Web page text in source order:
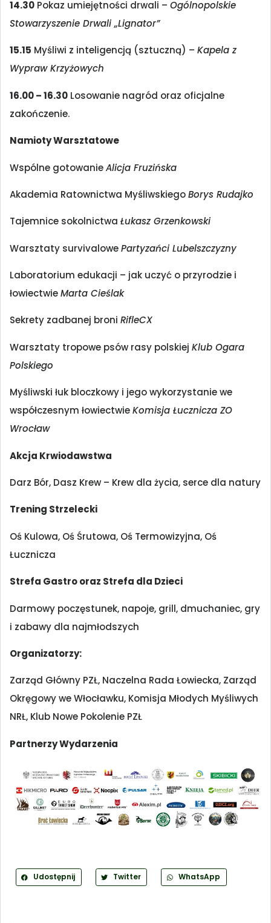
14.30 Pokaz umiejętności drwali – Ogólnopolskie
Stowarzyszenie Drwali „Lignator”
15.15 Myśliwi z inteligencją (sztuczną) – Kapela z
Wypraw Krzyżowych
16.00 – 16.30 Losowanie nagród oraz oficjalne
zakończenie.
Namioty Warsztatowe
Wspólne gotowanieAlicja Fruzińska
Akademia Ratownictwa MyśliwskiegoBorys Rudajko
Tajemnice sokolnictwa Łukasz Grzenkowski
Warsztaty survivalowePartyzańci Lubelszczyzny
Laboratorium edukacji – jak uczyć o przyrodzie i
łowiectwieMarta Cieślak
Sekrety zadbanej broni RifleCX
Warsztaty tropowe psów rasy polskiej Klub Ogara
Polskiego
Myśliwski łuk bloczkowy i jego wykorzystanie we
współczesnym łowiectwieKomisja Łucznicza ZO
Wrocław
Akcja Krwiodawstwa
Darz Bór, Dasz Krew – Krew dla życia, serce dla natury
Trening Strzelecki
Oś Kulowa, Oś Śrutowa, Oś Termowizyjna, Oś
Łucznicza
Strefa Gastro oraz Strefa dla Dzieci
Darmowy poczęstunek, napoje, grill, dmuchaniec, gry
i zabawy dla najmłodszych
Organizatorzy:
Zarząd Główny PZŁ, Naczelna Rada Łowiecka, Zarząd
Okręgowy we Włocławku, Komisja Młodych Myśliwych
NRŁ, Klub Nowe Pokolenie PZŁ
Partnerzy Wydarzenia
Udostępnij Twitter WhatsApp